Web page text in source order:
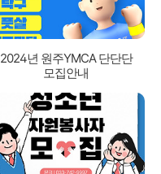
2024년 원주YMCA 단단단
모집안내